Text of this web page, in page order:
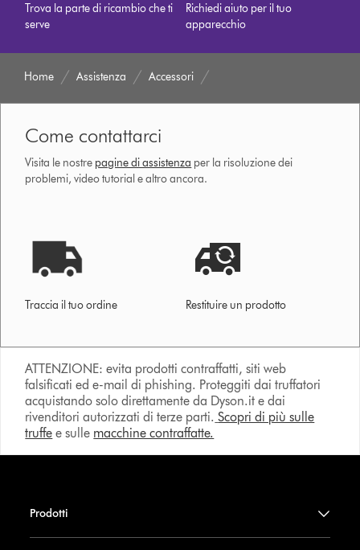
Trova la parte di ricambio che ti
serve
Richiedi aiuto per il tuo
apparecchio
Home Assistenza Accessori
Come contattarci
Visita le nostre pagine di assistenza per la risoluzione dei
problemi, video tutorial e altro ancora.
Traccia il tuo ordine Restituire un prodotto
ATTENZIONE: evita prodotti contraffatti, siti web
falsificati ed e-mail di phishing. Proteggiti dai truffatori
acquistando solo direttamente da Dyson.it e dai
rivenditori autorizzati di terze parti. Scopri di più sulle
truffe e sulle macchine contraffatte.
Prodotti